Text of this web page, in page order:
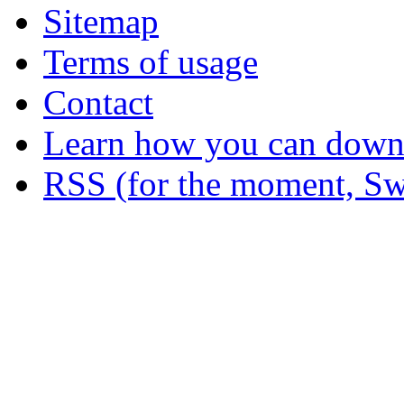
Sitemap
Terms of usage
Contact
Learn how you can
RSS (for the moment,